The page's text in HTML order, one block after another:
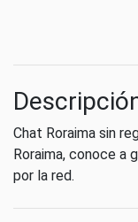
Chat Roraima sin
Roraima, conoce a
por la red.